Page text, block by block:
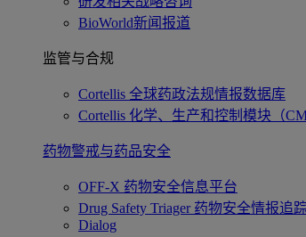
BioWorld新闻报道
监管与合规
Cortellis 全球药政法规情报数据库
Cortellis 化学、生产和控制模块（
药物警戒与药品安全
OFF-X 药物安全信息平台
Drug Safety Triager 药物安全情报追
Dialog